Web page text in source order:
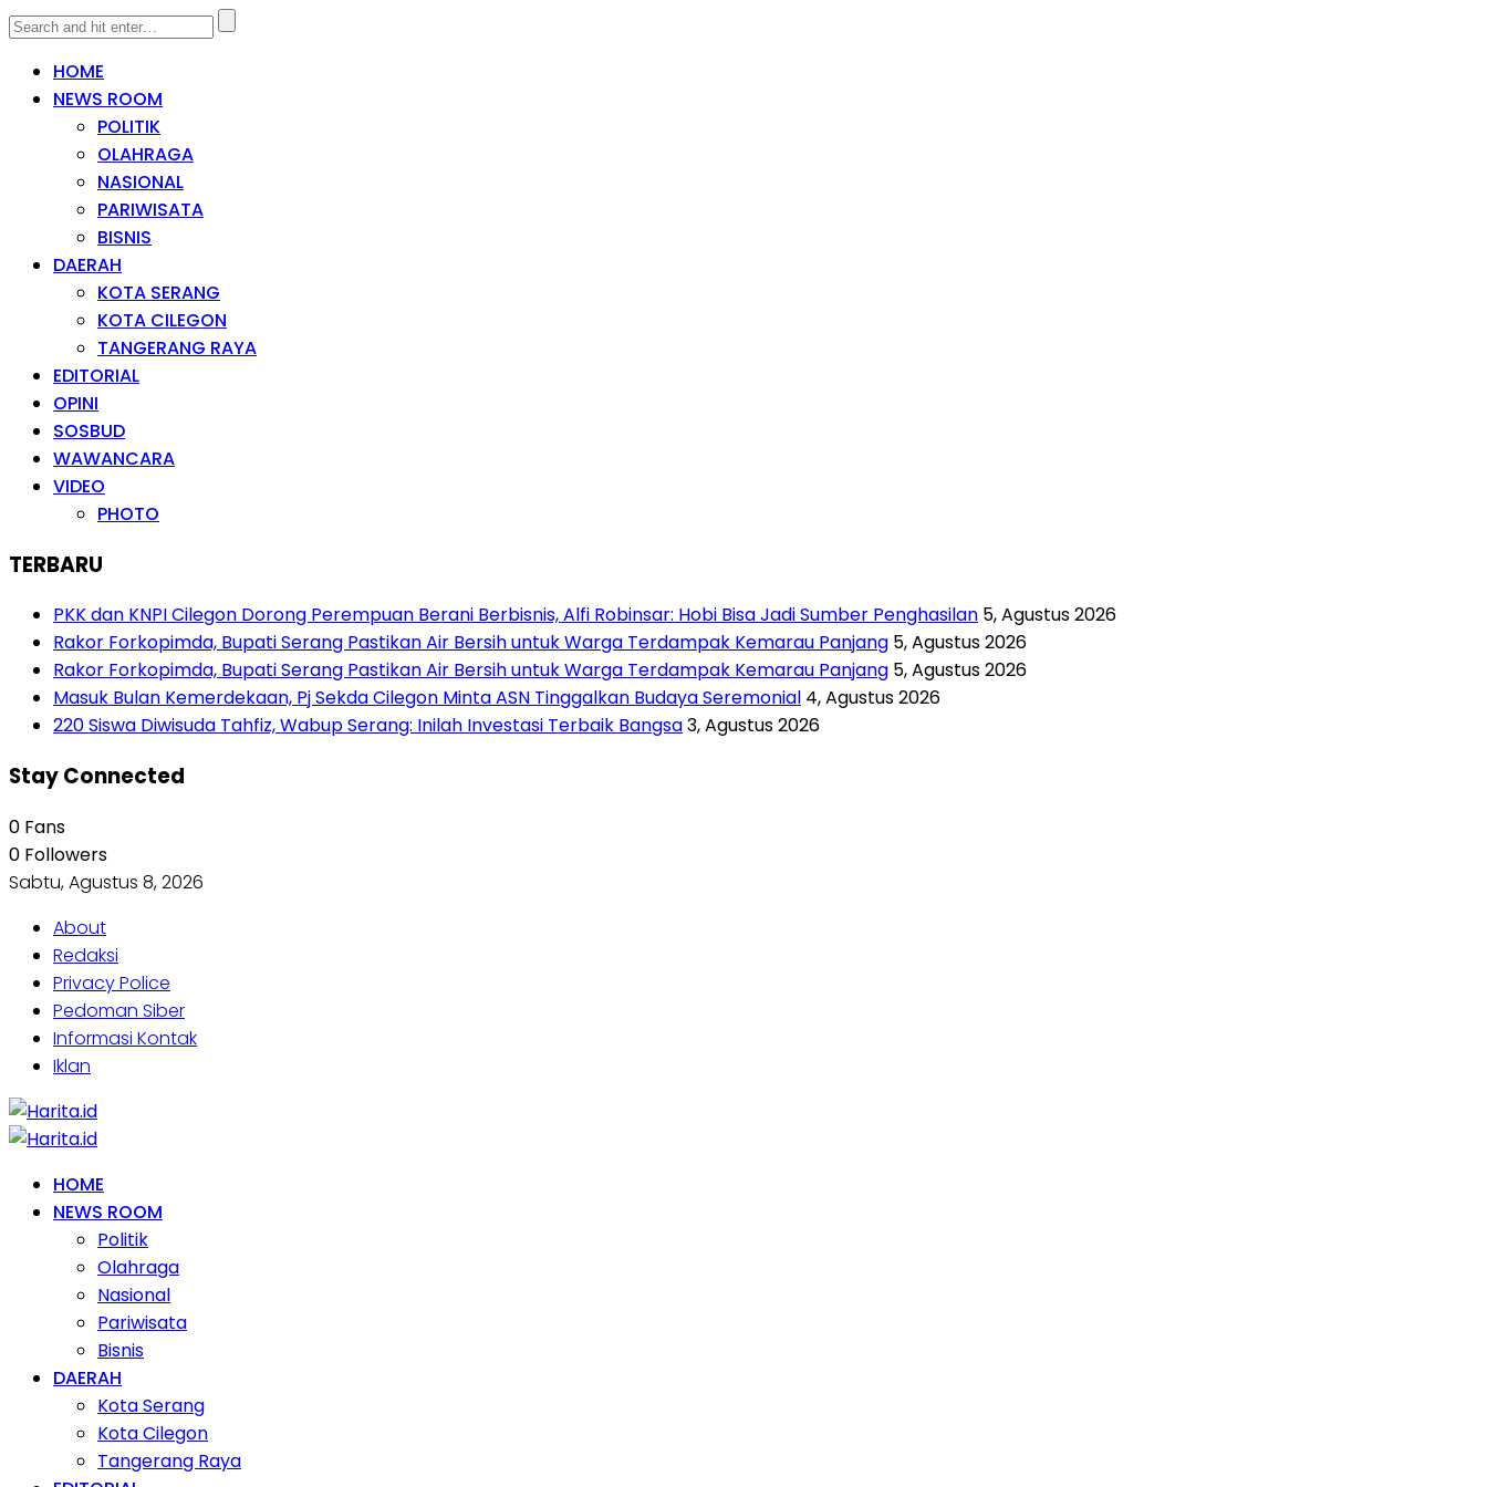
HOME
NEWS ROOM
POLITIK
OLAHRAGA
NASIONAL
PARIWISATA
BISNIS
DAERAH
KOTA SERANG
KOTA CILEGON
TANGERANG RAYA
EDITORIAL
OPINI
SOSBUD
WAWANCARA
VIDEO
PHOTO
TERBARU
PKK dan KNPI Cilegon Dorong Perempuan Berani Berbisnis, Alfi Robinsar: Hobi Bisa Jadi Sumber Penghasilan 5, Agustus 2026
Rakor Forkopimda, Bupati Serang Pastikan Air Bersih untuk Warga Terdampak Kemarau Panjang 5, Agustus 2026
Rakor Forkopimda, Bupati Serang Pastikan Air Bersih untuk Warga Terdampak Kemarau Panjang 5, Agustus 2026
Masuk Bulan Kemerdekaan, Pj Sekda Cilegon Minta ASN Tinggalkan Budaya Seremonial 4, Agustus 2026
220 Siswa Diwisuda Tahfiz, Wabup Serang: Inilah Investasi Terbaik Bangsa3, Agustus 2026
Stay Connected
0 Fans
0 Followers
Sabtu, Agustus 8, 2026
About
Redaksi
Privacy Police
Pedoman Siber
Informasi Kontak
Iklan
HOME
NEWS ROOM
Politik
Olahraga
Nasional
Pariwisata
Bisnis
DAERAH
Kota Serang
Kota Cilegon
Tangerang Raya